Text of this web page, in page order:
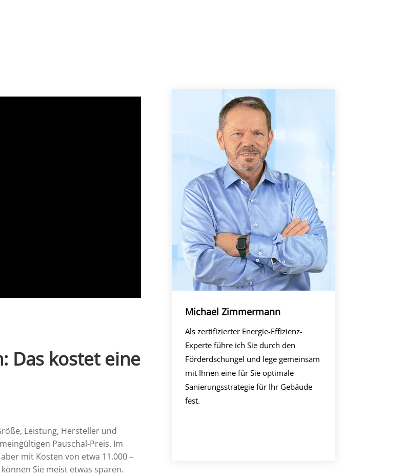
Das kostet eine
Leistung, Hersteller und
Pauschal-Preis. Im
mit Kosten von etwa 11.000 –
können Sie meist etwas sparen.
Michael Zimmermann
Als zertifizierter Energie-Effizienz-
Experte führe ich Sie durch den
Förderdschungel und lege gemeinsam
mit Ihnen eine für Sie optimale
Sanierungsstrategie für Ihr Gebäude
fest.